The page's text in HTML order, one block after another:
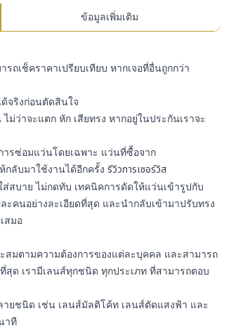
ข้อมูลเพิ่มเติม
ถเช็คราคาเปรียบเทียบ หากเจอที่อื่นถูกกว่า
จริงก่อนตัดสินใจ
ว่าจะแตก หัก เสียทรง หากอยู่ในประกันเราจะ
รซ่อมแว่นโดยเฉพาะ แว่นที่ซื้อจาก
กลับมาใช้งานได้อีกครั้ง รีวิวการเซอร์วิส
สบาย ไม่กดทับ เทคนิคการดัดให้แว่นเข้ารูปกับ
คนอย่างละเอียดที่สุด และนำกลับเข้ามาปรับทรง
สมอ
สมตามความต้องการของแต่ละบุคคล และสามารถ
ด เรามีเลนส์ทุกชนิด ทุกประเภท ที่สามารถตอบ
ายชนิด เช่น เลนส์มัลติโค้ท เลนส์ตัดแสงฟ้า และ
าที